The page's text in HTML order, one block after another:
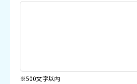
※500文字以内